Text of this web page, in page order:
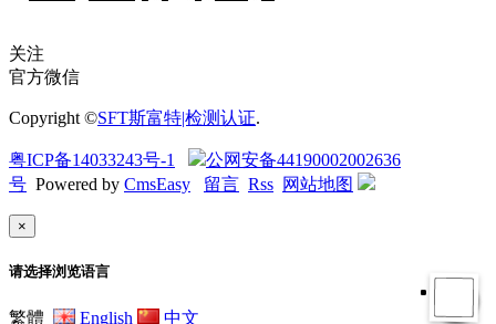
关注
官方微信
Copyright ©SFT斯富特|检测认证.
粤ICP备14033243号-1
公网安备44190002002636
号 Powered by CmsEasy 留言 Rss 网站地图
×
请选择浏览语言
繁體 English 中文